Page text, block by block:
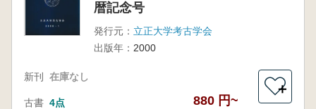
暦記念号
発行元： 立正大学考古学会
出版年： 2000
新刊 在庫なし
古書 4点 880 円~
＋